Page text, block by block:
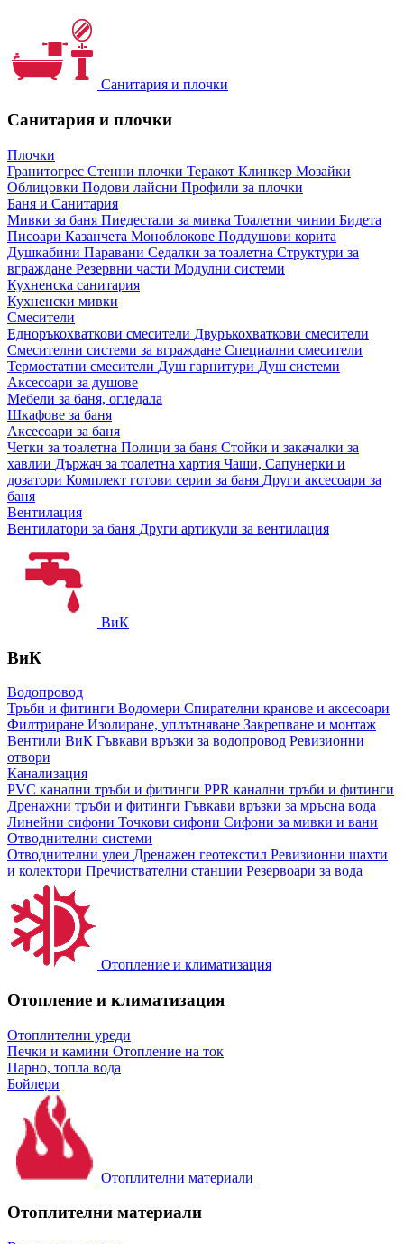
Санитария и плочки
Санитария и плочки
Плочки
Гранитогрес Стенни плочки Теракот Клинкер Мозайки
Облицовки Подови лайсни Профили за плочки
Баня и Санитария
Мивки за баня Пиедестали за мивка Тоалетни чинии Бидета
Писоари Казанчета Моноблокове Поддушови корита
Душкабини Паравани Седалки за тоалетна Структури за
вграждане Резервни части Модулни системи
Кухненска санитария
Кухненски мивки
Смесители
Едноръкохваткови смесители Двуръкохваткови смесители
Смесителни системи за вграждане Специални смесители
Термостатни смесители Душ гарнитури Душ системи
Аксесоари за душове
Мебели за баня, огледала
Шкафове за баня
Аксесоари за баня
Четки за тоалетна Полици за баня Стойки и закачалки за
хавлии Държач за тоалетна хартия Чаши, Сапунерки и
дозатори Комплект готови серии за баня Други аксесоари за
баня
Вентилация
Вентилатори за баня Други артикули за вентилация
ВиК
ВиК
Водопровод
Тръби и фитинги Водомери Спирателни кранове и аксесоари
Филтриране Изолиране, уплътняване Закрепване и монтаж
Вентили ВиК Гъвкави връзки за водопровод Ревизионни
отвори
Канализация
PVC канални тръби и фитинги PPR канални тръби и фитинги
Дренажни тръби и фитинги Гъвкави връзки за мръсна вода
Линейни сифони Точкови сифони Сифони за мивки и вани
Отводнителни системи
Отводнителни улеи Дренажен геотекстил Ревизионни шахти
и колектори Пречиствателни станции Резервоари за вода
Отопление и климатизация
Отопление и климатизация
Отоплителни уреди
Печки и камини Отопление на ток
Парно, топла вода
Бойлери
Отоплителни материали
Отоплителни материали